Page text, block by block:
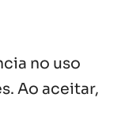
no uso
Ao aceitar,
2026)